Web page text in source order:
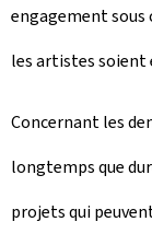
engagement sous
les artistes
Concernant les
longtemps que
projets qui